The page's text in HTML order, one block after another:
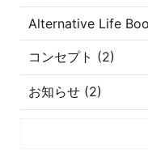
Alternative Life
コンセプト (2)
お知らせ (2)